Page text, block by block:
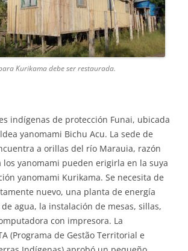
Kurikama debe ser restaurada.
indígenas de protección Funai, ubicada
yanomami Bichu Acu. La sede de
a orillas del río Marauia, razón
los yanomami pueden erigirla en la suya
yanomami Kurikama. Se necesita de
nuevo, una planta de energía
agua, la instalación de mesas, sillas,
con impresora. La
(Programa de Gestão Territorial e